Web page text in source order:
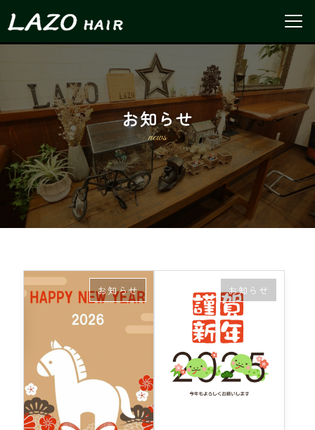
お知らせ
news
お知らせ お知らせ